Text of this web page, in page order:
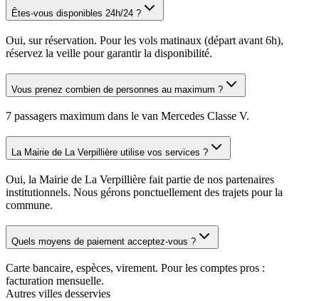
Êtes-vous disponibles 24h/24 ?
Oui, sur réservation. Pour les vols matinaux (départ avant 6h),
réservez la veille pour garantir la disponibilité.
Vous prenez combien de personnes au maximum ?
7 passagers maximum dans le van Mercedes Classe V.
La Mairie de La Verpillière utilise vos services ?
Oui, la Mairie de La Verpillière fait partie de nos partenaires
institutionnels. Nous gérons ponctuellement des trajets pour la
commune.
Quels moyens de paiement acceptez-vous ?
Carte bancaire, espèces, virement. Pour les comptes pros :
facturation mensuelle.
Autres villes desservies